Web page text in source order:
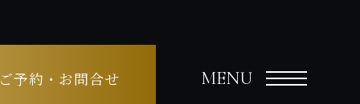
ご予約・お問合せ MENU